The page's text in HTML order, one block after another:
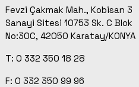
Fevzi Çakmak Mah., Kobisan 3
Sanayi Sitesi 10753 Sk. C Blok
No:30C, 42050 Karatay/KONYA
T: 0 332 350 18 28
F: 0 332 350 99 96